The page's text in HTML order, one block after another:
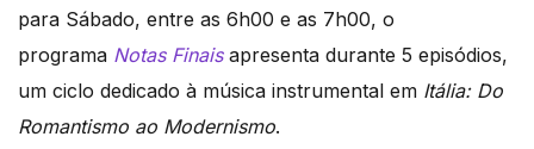
para Sábado, entre as 6h00 e as 7h00, o
programa Notas Finaisapresenta durante 5 episódios,
um ciclo dedicado à música instrumental em Itália: Do
Romantismo ao Modernismo.